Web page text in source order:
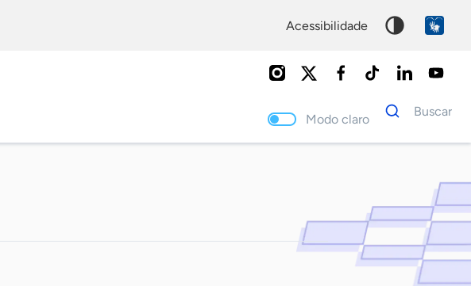
acessibilidade
Modo claro
Dados
para
Buscar